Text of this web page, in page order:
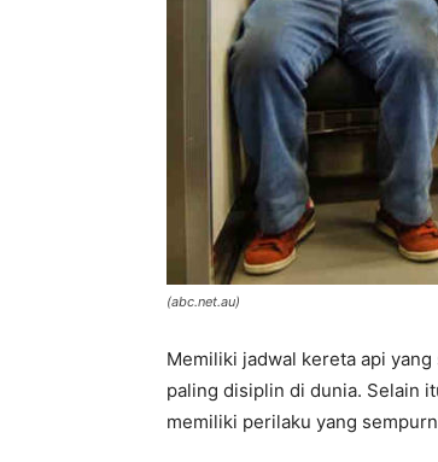
(abc.net.au)
Memiliki jadwal kereta api
paling disiplin di dunia. Selain
memiliki perilaku yang